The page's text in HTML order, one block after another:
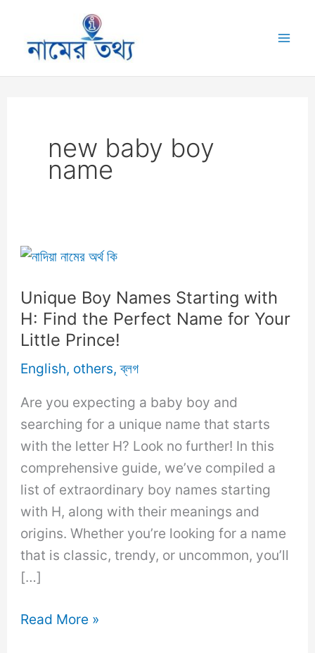
content
new baby boy
name
Unique Boy Names Starting with
H: Find the Perfect Name for Your
Little Prince!
English, others,ব্লগ
Are you expecting a baby boy and
searching for a unique name that starts
with the letter H? Look no further! In this
comprehensive guide, we’ve compiled a
list of extraordinary boy names starting
with H, along with their meanings and
origins. Whether you’re looking for a name
that is classic, trendy, or uncommon, you’ll
[…]
Unique
Read More »